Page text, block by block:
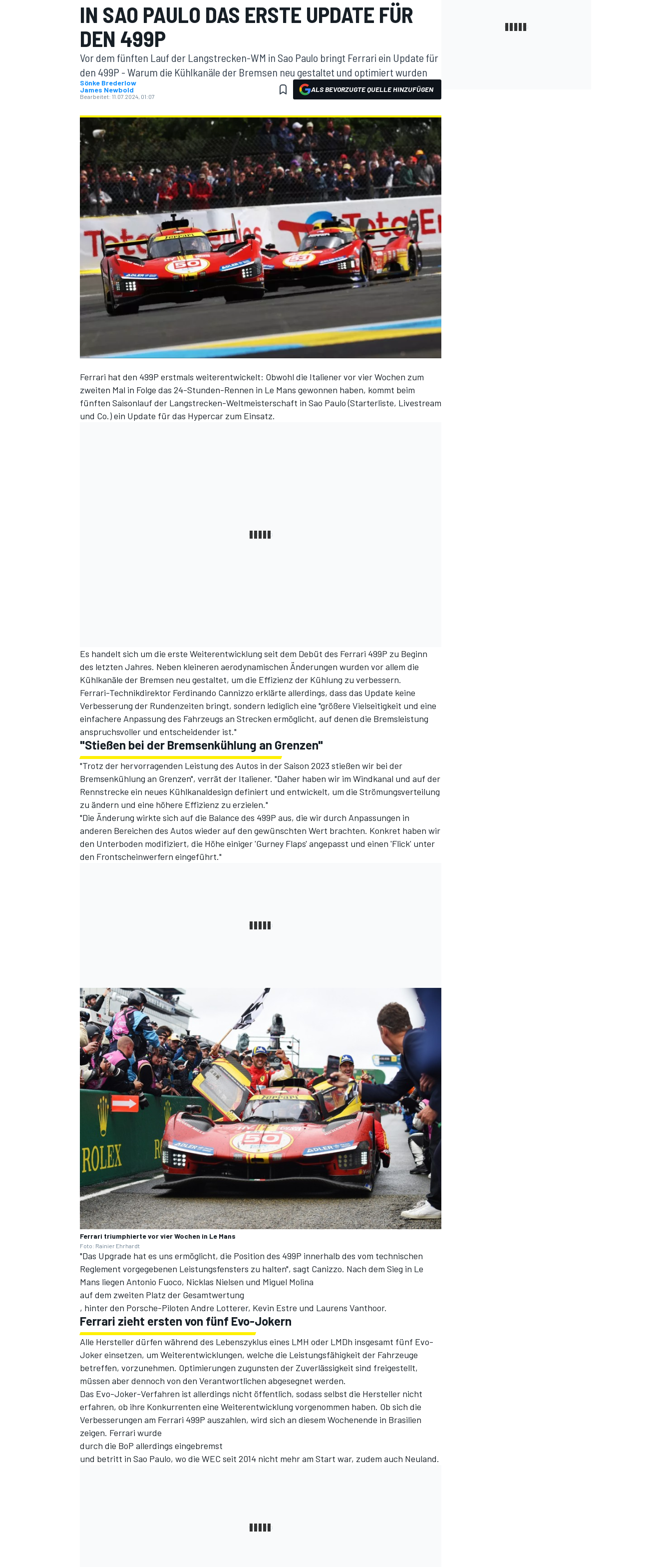
MOTOGP
SPORTWAGEN
IN SAO PAULO DAS ERSTE UPDATE FÜR
DEN 499P
Vor dem fünften Lauf der Langstrecken-WM in Sao Paulo bringt Ferrari ein Update für
den 499P - Warum die Kühlkanäle der Bremsen neu gestaltet und optimiert wurden
Sönke Brederlow
James Newbold
Bearbeitet: 11.07.2024, 01:07
ALS BEVORZUGTE QUELLE HINZUFÜGEN
Ferrari hat den 499P erstmals weiterentwickelt: Obwohl die Italiener vor vier Wochen zum
zweiten Mal in Folge das 24-Stunden-Rennen in Le Mans gewonnen haben, kommt beim
fünften Saisonlauf der Langstrecken-Weltmeisterschaft in Sao Paulo (Starterliste, Livestream
und Co.) ein Update für das Hypercar zum Einsatz.
Es handelt sich um die erste Weiterentwicklung seit dem Debüt des Ferrari 499P zu Beginn
des letzten Jahres. Neben kleineren aerodynamischen Änderungen wurden vor allem die
Kühlkanäle der Bremsen neu gestaltet, um die Effizienz der Kühlung zu verbessern.
Ferrari-Technikdirektor Ferdinando Cannizzo erklärte allerdings, dass das Update keine
Verbesserung der Rundenzeiten bringt, sondern lediglich eine "größere Vielseitigkeit und eine
einfachere Anpassung des Fahrzeugs an Strecken ermöglicht, auf denen die Bremsleistung
anspruchsvoller und entscheidender ist."
"Stießen bei der Bremsenkühlung an Grenzen"
"Trotz der hervorragenden Leistung des Autos in der Saison 2023 stießen wir bei der
Bremsenkühlung an Grenzen", verrät der Italiener. "Daher haben wir im Windkanal und auf der
Rennstrecke ein neues Kühlkanaldesign definiert und entwickelt, um die Strömungsverteilung
zu ändern und eine höhere Effizienz zu erzielen."
"Die Änderung wirkte sich auf die Balance des 499P aus, die wir durch Anpassungen in
anderen Bereichen des Autos wieder auf den gewünschten Wert brachten. Konkret haben wir
den Unterboden modifiziert, die Höhe einiger 'Gurney Flaps' angepasst und einen 'Flick' unter
den Frontscheinwerfern eingeführt."
Ferrari triumphierte vor vier Wochen in Le Mans
Foto: Rainier Ehrhardt
"Das Upgrade hat es uns ermöglicht, die Position des 499P innerhalb des vom technischen
Reglement vorgegebenen Leistungsfensters zu halten", sagt Canizzo. Nach dem Sieg in Le
Mans liegen Antonio Fuoco, Nicklas Nielsen und Miguel Molina
auf dem zweiten Platz der Gesamtwertung
, hinter den Porsche-Piloten Andre Lotterer, Kevin Estre und Laurens Vanthoor.
Ferrari zieht ersten von fünf Evo-Jokern
Alle Hersteller dürfen während des Lebenszyklus eines LMH oder LMDh insgesamt fünf Evo-
Joker einsetzen, um Weiterentwicklungen, welche die Leistungsfähigkeit der Fahrzeuge
betreffen, vorzunehmen. Optimierungen zugunsten der Zuverlässigkeit sind freigestellt,
müssen aber dennoch von den Verantwortlichen abgesegnet werden.
Das Evo-Joker-Verfahren ist allerdings nicht öffentlich, sodass selbst die Hersteller nicht
erfahren, ob ihre Konkurrenten eine Weiterentwicklung vorgenommen haben. Ob sich die
Verbesserungen am Ferrari 499P auszahlen, wird sich an diesem Wochenende in Brasilien
zeigen. Ferrari wurde
durch die BoP allerdings eingebremst
und betritt in Sao Paulo, wo die WEC seit 2014 nicht mehr am Start war, zudem auch Neuland.